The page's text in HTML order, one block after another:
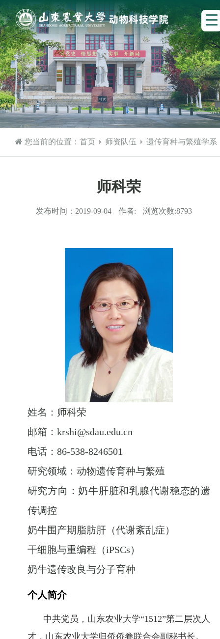
您当前的位置：首页 师资队伍 遗传育种与繁殖学系
师科荣
发布时间： 2019-09-04 作者: 浏览次数:8793
姓名：师科荣
邮箱：krshi@sdau.edu.cn
电话：86-538-8246501
研究领域：动物遗传育种与繁殖
研究方向：奶牛肝脏和乳腺代谢稳态的遗
传调控
奶牛围产期脂肪肝（代谢紊乱症）
干细胞与重编程（iPSCs）
奶牛遗传改良与分子育种
个人简介
中共党员，山东农业大学“1512”第二层次人
才， 山东农业大学归侨侨眷联合会副秘书长。